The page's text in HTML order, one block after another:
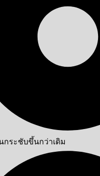
กระชับขึ้นกว่าเดิม